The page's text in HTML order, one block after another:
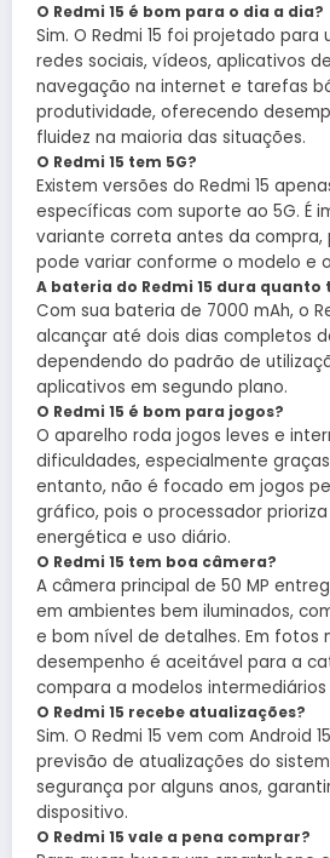
O Redmi 15 é bom para o dia a dia?
Sim. O Redmi 15 foi projetado para
redes sociais, vídeos, aplicativos
navegação na internet e tarefas
produtividade, oferecendo
fluidez na maioria das situações.
O Redmi 15 tem 5G?
Existem versões do Redmi 15
específicas com suporte ao 5G. É
variante correta antes da compra,
pode variar conforme o modelo e
A bateria do Redmi 15 dura quanto
Com sua bateria de 7000 mAh, o
alcançar até dois dias completos
dependendo do padrão de
aplicativos em segundo plano.
O Redmi 15 é bom para jogos?
O aparelho roda jogos leves e
dificuldades, especialmente
entanto, não é focado em jogos
gráfico, pois o processador
energética e uso diário.
O Redmi 15 tem boa câmera?
A câmera principal de 50 MP
em ambientes bem iluminados,
e bom nível de detalhes. Em fotos
desempenho é aceitável para a
compara a modelos intermediários
O Redmi 15 recebe atualizações?
Sim. O Redmi 15 vem com Android
previsão de atualizações do
segurança por alguns anos,
dispositivo.
O Redmi 15 vale a pena comprar?